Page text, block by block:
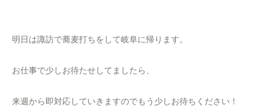
明日は諏訪で蕎麦打ちをして岐阜に帰ります。
お仕事で少しお待たせしてましたら、
来週から即対応していきますのでもう少しお待ちください！